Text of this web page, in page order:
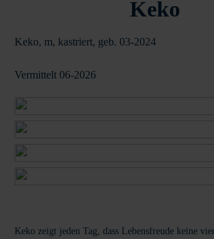
Keko
Keko, m, kastriert, geb. 03-2024
Vermittelt 06-2026
Keko zeigt jeden Tag, dass Lebensfreude keine